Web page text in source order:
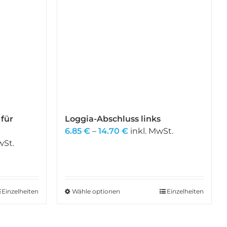
für
Einzelheiten
Loggia-Abschluss links
6.85 € – 14.70 €Preisspanne:
inkl. MwSt.
Wähle optionen Einzelheiten